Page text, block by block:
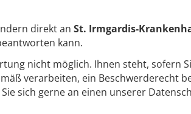
direkt an St. Irmgardis-
kann.
nicht möglich. Ihnen steht, sofern
verarbeiten, ein Beschwerderecht
sich gerne an einen unserer